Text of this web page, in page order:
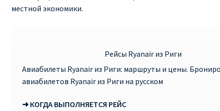
RYANAIR ПОРТУГАЛИЯ
RYANAIR ПОСАДОЧНЫЙ ТАЛОН – BOARDING PASS
местной экономики.
Рейсы Ryanair из Риги
Авиабилеты Ryanair из Риги: маршруты и цены.
авиабилетов Ryanair из Риги на русском
➜ КОГДА ВЫПОЛНЯЕТСЯ РЕЙС